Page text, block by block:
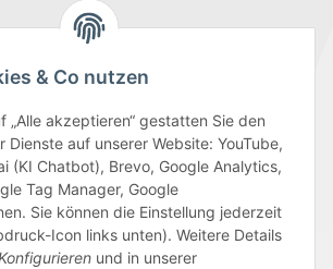
& Co nutzen
„Alle akzeptieren“ gestatten Sie den
Dienste auf unserer Website: YouTube,
(KI Chatbot), Brevo, Google Analytics,
Tag Manager, Google
Sie können die Einstellung jederzeit
Icon links unten). Weitere Details
und in unserer